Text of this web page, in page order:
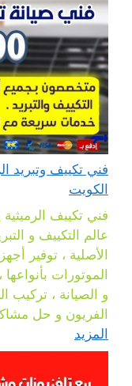
الكويت
فني تكييف
عالم التكييف و
الأصلية ، توفير
الموتورات
و الصيانة ، تركيب
الفريون و حل
المزيد